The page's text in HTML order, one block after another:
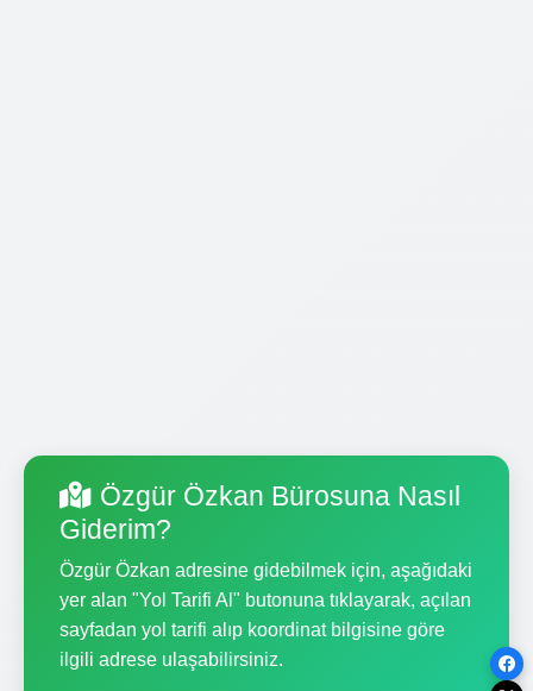
Özgür Özkan Bürosuna Nasıl
Giderim?
Özgür Özkan adresine gidebilmek için, aşağıdaki
yer alan "Yol Tarifi Al" butonuna tıklayarak, açılan
sayfadan yol tarifi alıp koordinat bilgisine göre
ilgili adrese ulaşabilirsiniz.